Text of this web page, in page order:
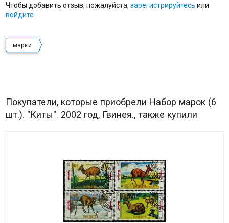
Чтобы добавить отзыв, пожалуйста, зарегистрируйтесь или
войдите
марки
Покупатели, которые приобрели Набор марок (6
шт.). "Киты". 2002 год, Гвинея., также купили